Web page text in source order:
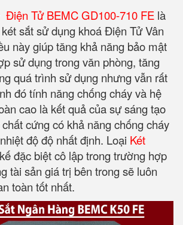
Điện Tử BEMC GD100-710 FE là
sắt sử dụng khoá Điện Tử Vân
này giúp tăng khả năng bảo mật
sử dụng trong văn phòng, tăng
quá trình sử dụng nhưng vẫn rất
đó tính năng chống cháy và hệ
cao là kết quả của sự sáng tạo
cứng có khả năng chống cháy
độ độ nhất định. Loại Két
đặc biệt cô lập trong trường hợp
tài sản giá trị bên trong sẽ luôn
toàn tốt nhất.